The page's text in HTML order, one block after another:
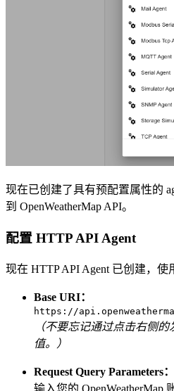
现在已创建了具有预配置属性的
到 OpenWeatherMap API。
配置 HTTP API Agent
现在 HTTP API Agent 已创建，使
Base URI：
https://
（不要忘记通过点击右侧
值。）
Request Query Parameters：
输入您的 OpenWeatherMap